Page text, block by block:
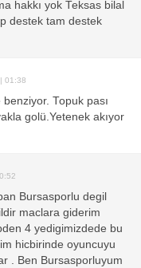
hakkı yok Teksas bilal
destek tam destek
01:38
Topuk pası
golü.Yetenek akıyor
Bursasporlu degil
maclara giderim
4 yedigimizdede bu
hicbirinde oyuncuyu
. Ben Bursasporluyum